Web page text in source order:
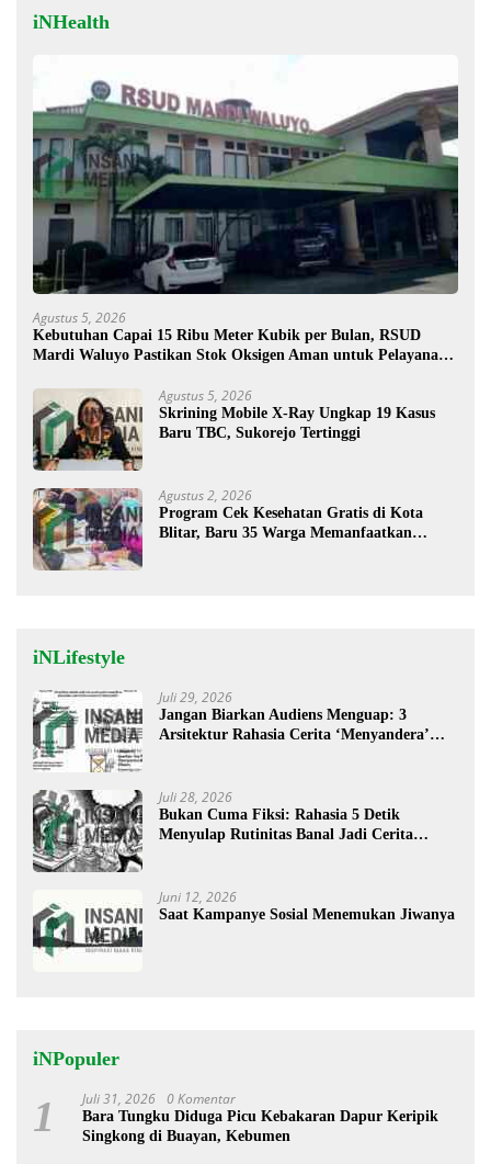
iNHealth
Agustus 5, 2026
Kebutuhan Capai 15 Ribu Meter Kubik per Bulan, RSUD
Mardi Waluyo Pastikan Stok Oksigen Aman untuk Pelayanan
Agustus 5, 2026
Skrining Mobile X-Ray Ungkap 19 Kasus
Baru TBC, Sukorejo Tertinggi
Agustus 2, 2026
Program Cek Kesehatan Gratis di Kota
Blitar, Baru 35 Warga Memanfaatkan
iNLifestyle
Juli 29, 2026
Jangan Biarkan Audiens Menguap: 3
Arsitektur Rahasia Cerita ‘Menyandera’
Juli 28, 2026
Bukan Cuma Fiksi: Rahasia 5 Detik
Menyulap Rutinitas Banal Jadi Cerita
Juni 12, 2026
Saat Kampanye Sosial Menemukan Jiwanya
iNPopuler
1 Juli 31, 2026 0 Komentar
Bara Tungku Diduga Picu Kebakaran Dapur Keripik
Singkong di Buayan, Kebumen